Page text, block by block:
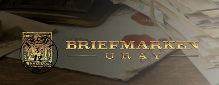
Zum
Inhalt
springen
Gehe zu ...